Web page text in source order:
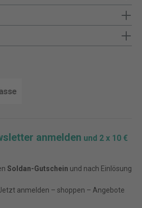
anmelden und 2 x 10 €
Soldan-Gutschein und nach Einlösung
Jetzt anmelden – shoppen – Angebote